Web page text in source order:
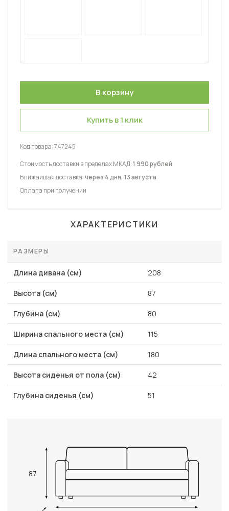
Купить в 1 клик
Код товара:747245
Стоимость доставки в пределах МКАД:1 990 рублей
Ближайшая доставка:через 4 дня, 13 августа
Оплата при получении
ХАРАКТЕРИСТИКИ
РАЗМЕРЫ
Длина дивана (см) 208
Высота (см) 87
Глубина (см) 80
Ширина спального места (см) 115
Длина спального места (см) 180
Высота сиденья от пола (см) 42
Глубина сиденья (см) 51
87